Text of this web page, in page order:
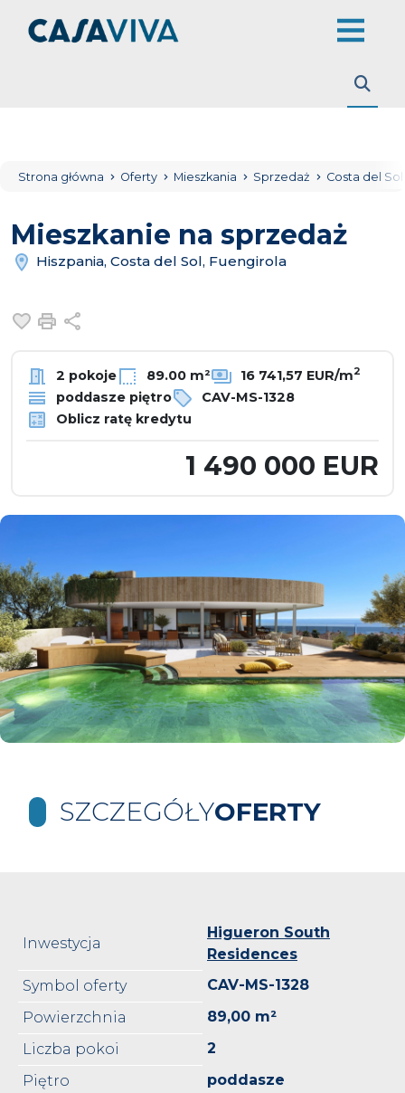
Strona główna Oferty Mieszkania Sprzedaż Costa del Sol
Mieszkanie na sprzedaż
Hiszpania, Costa del Sol, Fuengirola
Dodaj do ulubionych
Drukuj
2 pokoje 89.00 m² 16 741,57 EUR/m2
poddasze piętro
CAV-MS-1328
Oblicz ratę kredytu
1 490 000 EUR
SZCZEGÓŁYOFERTY
Inwestycja
Higueron South
Residences
Symbol oferty
CAV-MS-1328
Powierzchnia
89,00 m²
Liczba pokoi
2
Piętro
poddasze